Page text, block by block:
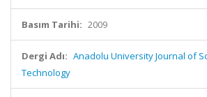
Basım Tarihi: 2009
Dergi Adı: Anadolu University Journal of
Technology